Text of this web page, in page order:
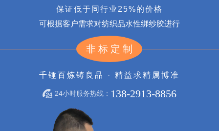
保证低于同行业25%的价格
可根据客户需求对纺织品水性绑纱胶进行
非标定制
千锤百炼铸良品 · 精益求精属博准
24小时服务热线： 138-2913-8856